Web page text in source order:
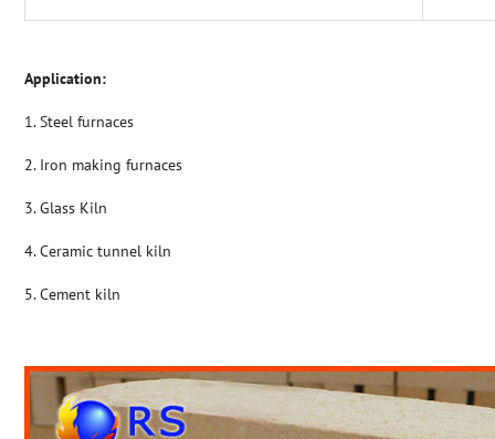
Application:
1. Steel furnaces
2. Iron making furnaces
3. Glass Kiln
4. Ceramic tunnel kiln
5. Cement kiln